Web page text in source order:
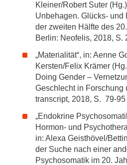
Kleiner/Robert Suter
Unbehagen. Glücks- und
der zweiten Hälfte des
Berlin: Neofelis, 2018, S.
„Materialität“, in: Aenne
Kersten/Felix Krämer
Doing Gender –
Geschlecht in Forschung
transcript, 2018, S. 79-95
„Endokrine
Hormon- und
in: Alexa Geisthövel/
der Suche nach einer
Psychosomatik im 20.